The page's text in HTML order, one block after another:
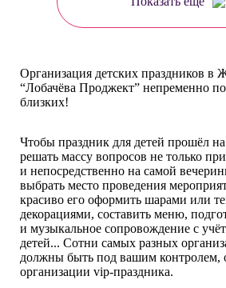
Организация детских праздников в
“Лобачёва Проджект” непременно
близких!
Чтобы праздник для детей прошёл
решать массу вопросов не только
и непосредственно на самой
выбрать место проведения
красиво его оформить шарами или
декорациями, составить меню,
и музыкальное сопровождение с
детей... Сотни самых разных
должны быть под вашим контролем,
организации vip-праздника.